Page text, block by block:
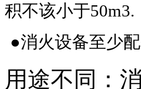
积不该小于50m3.
●消火设备至少
用途不同：